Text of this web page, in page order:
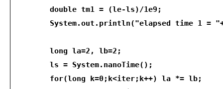
double tm1 = (le-ls)/1e9;
System.out.println("elapsed time 1 =
long la=2, lb=2;
ls = System.nanoTime();
for(long k=0;k<iter;k++) la *= lb;